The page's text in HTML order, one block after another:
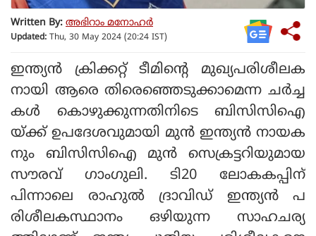
Written By: അഭിറാം മനോഹർ
Updated: Thu, 30 May 2024 (20:24 IST)
ഇന്ത്യന്‍ ക്രിക്കറ്റ് ടീമിന്റെ മുഖ്യപരിശീലക
നായി ആരെ തിരെഞ്ഞെടുക്കാമെന്ന ചര്‍ച്ച
കള്‍ കൊഴുക്കുന്നതിനിടെ ബിസിസിഐ
യ്ക്ക് ഉപദേശവുമായി മുന്‍ ഇന്ത്യന്‍ നായക
നും ബിസിസിഐ മുന്‍ സെക്രട്ടറിയുമായ
സൗരവ് ഗാംഗുലി. ടി20 ലോകകപ്പിന്
പിന്നാലെ രാഹുല്‍ ദ്രാവിഡ് ഇന്ത്യന്‍ പ
രിശീലകസ്ഥാനം ഒഴിയുന്ന സാഹചര്യ